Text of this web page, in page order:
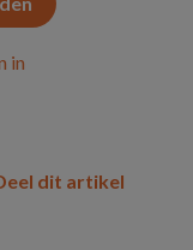
in
dit artikel